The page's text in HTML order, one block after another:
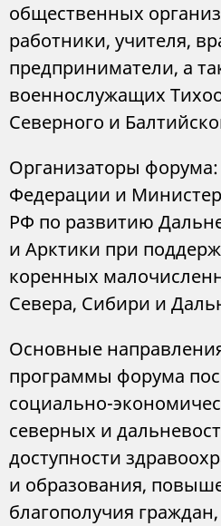
общественных
работники, учителя,
предприниматели, а
военнослужащих
Северного и
Организаторы
Федерации и
РФ по развитию
и Арктики при
коренных
Севера, Сибири и
Основные
программы форума
социально-
северных и
доступности
и образования,
благополучия граждан,